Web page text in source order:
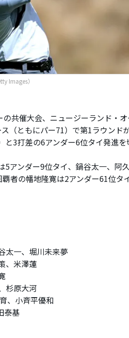
Images）
共催大会、ニュージーランド・
（ともにパー71）で第1ラウンド
3打差の6アンダー6位タイ発進を
アンダー9位タイ、鍋谷太一、阿
者の幡地隆寛は2アンダー61位タ
太一、堀川未来夢
、米澤蓮
杉原大河
、小斉平優和
泰基